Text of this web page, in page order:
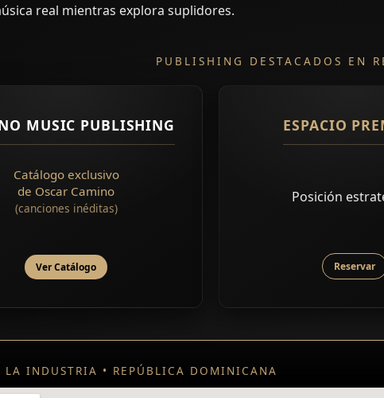
real mientras explora suplidores.
PUBLISHING DESTACADOS EN
MUSIC PUBLISHING
Catálogo exclusivo
de Oscar Camino
(canciones inéditas)
Ver Catálogo
ESPACIO
Posición
Reservar
LA INDUSTRIA • REPÚBLICA DOMINICANA